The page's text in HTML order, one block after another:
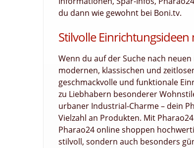
du dann wie gewohnt bei Boni.tv.
Stilvolle
Wenn du auf der Suche nach
modernen, klassischen und
geschmackvolle und funktionale
zu Liebhabern besonderer
urbaner Industrial-Charme – dein
Vielzahl an Produkten. Mit
Pharao24 online shoppen
stilvoll, sondern auch besonders